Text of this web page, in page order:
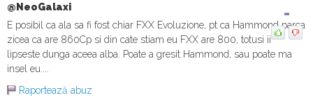
@NeoGalaxi
E posibil ca ala sa fi fost chiar FXX Evoluzione, pt ca Hammond parca
zicea ca are 860Cp si din cate stiam eu FXX are 800, totusi ii
lipseste dunga aceea alba. Poate a gresit Hammond, sau poate ma
insel eu....
Raportează abuz
-